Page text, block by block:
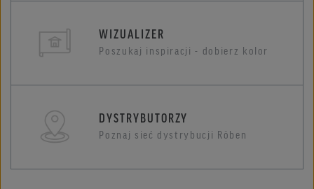
WIZUALIZER
Poszukaj inspiracji - dobierz kolor
DYSTRYBUTORZY
Poznaj sieć dystrybucji Röben